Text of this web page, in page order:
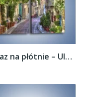
Obraz na płótnie – Uliczka w historycznej...